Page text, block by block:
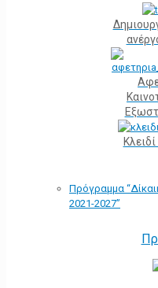
Πρόγραμμα
2021-2027”